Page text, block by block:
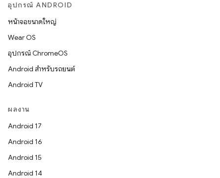
อุปกรณ์ ANDROID
หน้าจอขนาดใหญ่
Wear OS
อุปกรณ์ ChromeOS
Android สำหรับรถยนต์
Android TV
ผลงาน
Android 17
Android 16
Android 15
Android 14